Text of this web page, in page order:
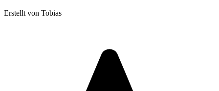
Erstellt von Tobias